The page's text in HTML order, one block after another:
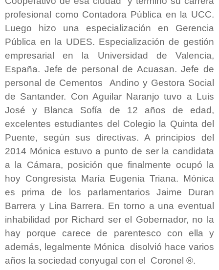
profesional como Contadora Pública en la UCC.
Luego hizo una especialización en Gerencia
Pública en la UDES. Especialización de gestión
empresarial en la Universidad de Valencia,
España. Jefe de personal de Acuasan. Jefe de
personal de Cementos Andino y Gestora Social
de Santander. Con Aguilar Naranjo tuvo a Luis
José y Blanca Sofía de 12 años de edad,
excelentes estudiantes del Colegio la Quinta del
Puente, según sus directivas. A principios del
2014 Mónica estuvo a punto de ser la candidata
a la Cámara, posición que finalmente ocupó la
hoy Congresista María Eugenia Triana. Mónica
es prima de los parlamentarios Jaime Duran
Barrera y Lina Barrera. En torno a una eventual
inhabilidad por Richard ser el Gobernador, no la
hay porque carece de parentesco con ella y
además, legalmente Mónica disolvió hace varios
años la sociedad conyugal con el Coronel ®.